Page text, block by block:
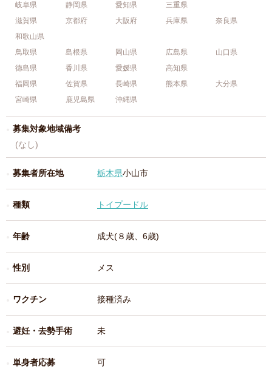
岐阜県
静岡県 愛知県
三重県
滋賀県
京都府 大阪府 兵庫県
奈良県
和歌山県
鳥取県
島根県 岡山県 広島県
山口県
徳島県
香川県 愛媛県
高知県
福岡県
佐賀県 長崎県 熊本県
大分県
宮崎県
鹿児島県 沖縄県
募集対象地域備考
(なし)
募集者所在地 栃木県小山市
種類 トイプードル
年齢 成犬(８歳、6歳)
性別 メス
ワクチン 接種済み
避妊・去勢手術 未
単身者応募 可